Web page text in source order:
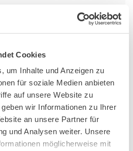
Cookies
um Inhalte und Anzeigen zu
für soziale Medien anbieten
auf unsere Website zu
wir Informationen zu Ihrer
an unsere Partner für
und Analysen weiter. Unsere
möglicherweise mit